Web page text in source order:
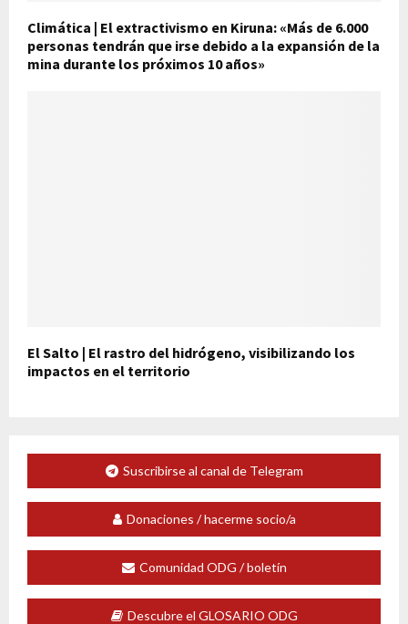
Climática | El extractivismo en Kiruna: «Más de 6.000
personas tendrán que irse debido a la expansión de la
mina durante los próximos 10 años»
El Salto | El rastro del hidrógeno, visibilizando los
impactos en el territorio
Suscribirse al canal de Telegram
Donaciones / hacerme socio/a
Comunidad ODG / boletín
Descubre el GLOSARIO ODG